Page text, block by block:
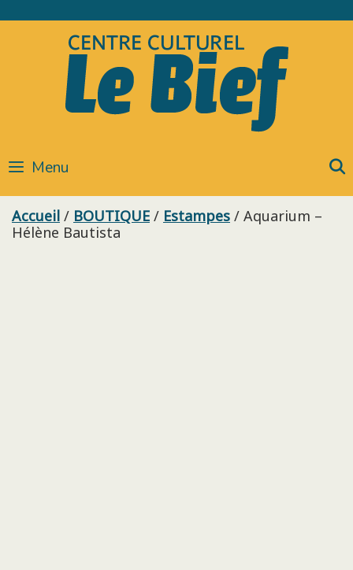
to
Menu
Accueil / BOUTIQUE / Estampes / Aquarium –
Hélène Bautista